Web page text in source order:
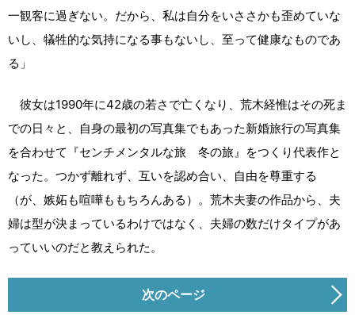
一観客に過ぎない。だから、私は自分をいささかも歪めていな
いし、犠牲的な気持になる事もないし、至って健康なものであ
る」
彼女は1990年に42歳の若さで亡くなり、荒木経惟はその死ま
での日々と、自身の最初の写真集でもあった新婚旅行の写真集
を合わせて『センチメンタルな旅 冬の旅』をつくり代表作と
なった。つかず離れず、互いを認め合い、自由を尊重する
（が、嫉妬も喧嘩ももちろんある）。荒木夫妻の作品から、夫
婦は型が決まっているわけではなく、夫婦の数だけタイプがあ
っていいのだと教えられた。
次のページ